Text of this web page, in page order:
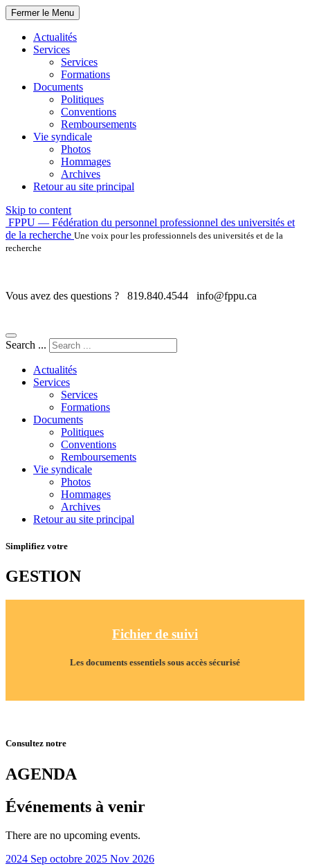
Fermer le Menu
Actualités
Services
Services
Formations
Documents
Politiques
Conventions
Remboursements
Vie syndicale
Photos
Hommages
Archives
Retour au site principal
Skip to content
FPPU — Fédération du personnel professionnel des universités et
de la recherche Une voix pour les professionnels des universités et de la
recherche
Vous avez des questions ? 819.840.4544 info@fppu.ca
Search ...
Actualités
Services
Services
Formations
Documents
Politiques
Conventions
Remboursements
Vie syndicale
Photos
Hommages
Archives
Retour au site principal
Simplifiez votre
GESTION
Fichier de suivi
Les documents essentiels sous accès sécurisé
Consultez notre
AGENDA
Événements à venir
There are no upcoming events.
2024 Sep octobre 2025 Nov 2026